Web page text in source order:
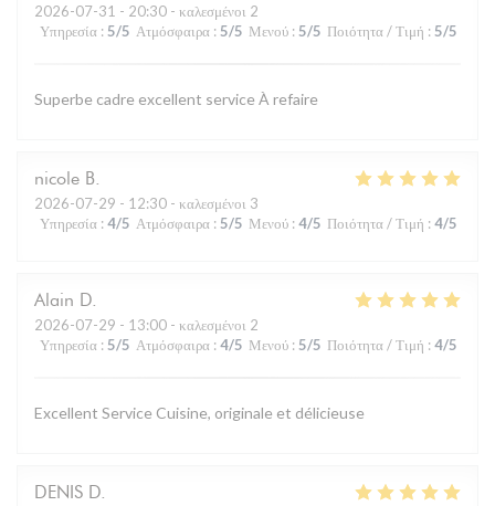
2026-07-31 - 20:30 - καλεσμένοι 2
Υπηρεσία : 5/5 Ατμόσφαιρα : 5/5 Μενού : 5/5 Ποιότητα / Τιμή : 5/5
Superbe cadre excellent service À refaire
nicole B
2026-07-29 - 12:30 - καλεσμένοι 3
Υπηρεσία : 4/5 Ατμόσφαιρα : 5/5 Μενού : 4/5 Ποιότητα / Τιμή : 4/5
Alain D
2026-07-29 - 13:00 - καλεσμένοι 2
Υπηρεσία : 5/5 Ατμόσφαιρα : 4/5 Μενού : 5/5 Ποιότητα / Τιμή : 4/5
Excellent Service Cuisine, originale et délicieuse
DENIS D